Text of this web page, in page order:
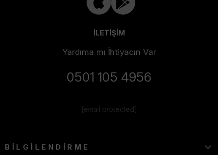
İLETİŞİM
Yardıma mı İhtiyacın Var
0501 105 4956
[email protected]
BİLGİLENDİRME